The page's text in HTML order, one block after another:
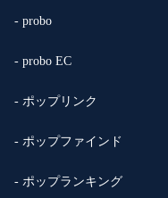
- probo
- probo EC
- ポップリンク
- ポップファインド
- ポップランキング